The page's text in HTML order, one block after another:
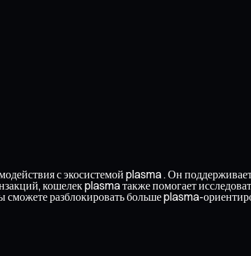
с экосистемой plasma . Он
кошелек plasma также помогает
разблокировать больше plasma-